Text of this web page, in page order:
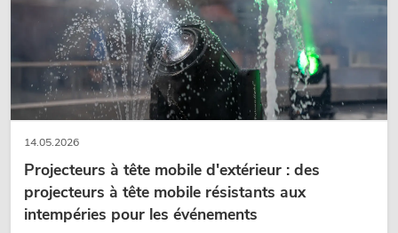
14.05.2026
Projecteurs à tête mobile d'extérieur : des
projecteurs à tête mobile résistants aux
intempéries pour les événements